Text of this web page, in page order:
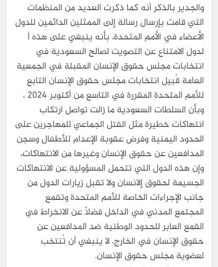
والجدير بالذكر أنه كما ذكرت العديد من المنظمات
التي قامت بإرسال رسالة إلى الممثلين الدائمين للدول
الأعضاء في الأمم المتحدة، بأنه ينبغي على هذه أ
لدول الامتناع عن التصويت لصالح السعودية في
انتخابات مجلس حقوق الإنسان المقبلة في الجمعية
العامة قُبيل انتخابات مجلس حقوق الإنسان التابع
للأمم المتحدة المقررة في التاسع من أكتوبر 2024 ،
وبأن السلطات السعودية ما زالت تواصل ارتكاب
انتهاكات خطيرة مثل القتل الجماعي للمهاجرين على
الحدود اليمنية وفرض عقوبة الإعدام للأطفال وسجن
المدافعين عن حقوق الإنسان وغيرها من الانتهاكات،
وإن هذه الدول التي تتحمل المسؤولية عن الانتهاكات
الجسيمة لحقوق إلانسان ولا تقبل زيارات الدول من
جانب الإجراءات الخاصة للأمم المتحدة وتقمع
المجتمع المدني في الداخل فضلاً عن الانخراط في
القمع العابر للحدود الوطنية ضد المدافعين عن
حقوق الإنسان في الخارج، لا ينبغي أن تُنتخب
لعضوية مجلس حقوق الإنسان.